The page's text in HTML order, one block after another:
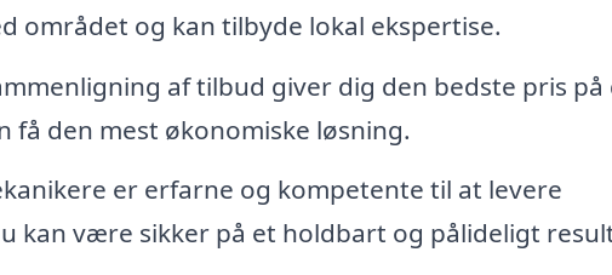
området og kan tilbyde lokal ekspertise.
af tilbud giver dig den bedste pris på
få den mest økonomiske løsning.
er erfarne og kompetente til at levere
kan være sikker på et holdbart og pålideligt